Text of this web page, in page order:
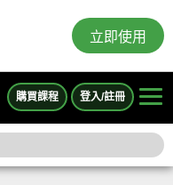
立即使用
購買課程 登入/註冊